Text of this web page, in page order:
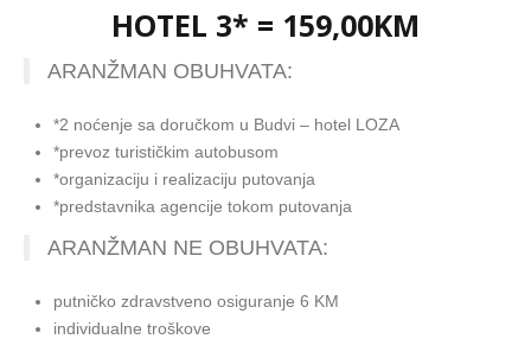
HOTEL 3* = 159,00KM
ARANŽMAN OBUHVATA:
*2 noćenje sa doručkom u Budvi – hotel LOZA
*prevoz turističkim autobusom
*organizaciju i realizaciju putovanja
*predstavnika agencije tokom putovanja
ARANŽMAN NE OBUHVATA:
putničko zdravstveno osiguranje 6 KM
individualne troškove